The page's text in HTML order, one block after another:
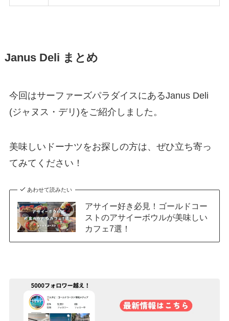
Janus Deli まとめ
今回はサーファーズパラダイスにあるJanus Deli
(ジャヌス・デリ)をご紹介しました。
美味しいドーナツをお探しの方は、ぜひ立ち寄っ
てみてください！
あわせて読みたい
アサイー好き必見！ゴールドコー
ストのアサイーボウルが美味しい
カフェ7選！